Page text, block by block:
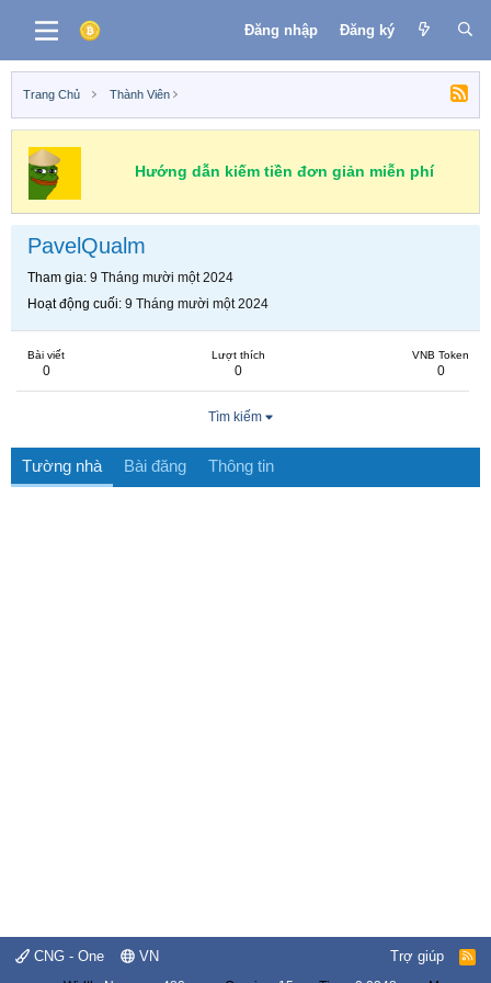
Đăng nhập Đăng ký
Trang Chủ Thành Viên
Hướng dẫn kiếm tiền đơn giản miễn phí
PavelQualm
Tham gia 9 Tháng mười một 2024
Hoạt động cuối 9 Tháng mười một 2024
Bài viết
0
Lượt thích
0
VNB Token
0
Tìm kiếm
Tường nhà Bài đăng Thông tin
CNG - One VN Trợ giúp
R